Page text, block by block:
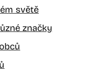
světě
značky